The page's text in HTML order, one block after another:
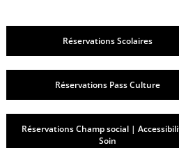
Réservations Scolaires
Réservations Pass Culture
Réservations Champ social |
Soin